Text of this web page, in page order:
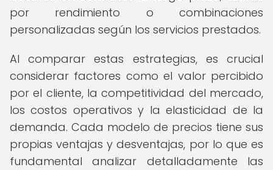
por rendimiento o combinaciones
personalizadas según los servicios prestados.
Al comparar estas estrategias, es crucial
considerar factores como el valor percibido
por el cliente, la competitividad del mercado,
los costos operativos y la elasticidad de la
demanda. Cada modelo de precios tiene sus
propias ventajas y desventajas, por lo que es
fundamental analizar detalladamente las